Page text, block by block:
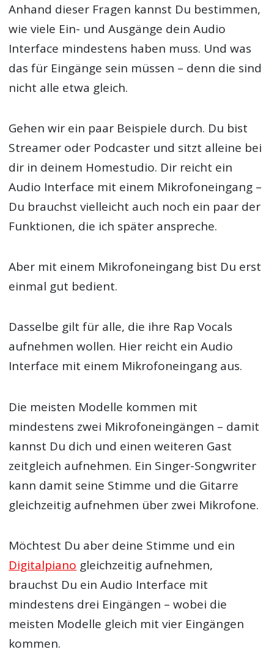
Anhand dieser Fragen kannst Du bestimmen,
wie viele Ein- und Ausgänge dein Audio
Interface mindestens haben muss. Und was
das für Eingänge sein müssen – denn die sind
nicht alle etwa gleich.
Gehen wir ein paar Beispiele durch. Du bist
Streamer oder Podcaster und sitzt alleine bei
dir in deinem Homestudio. Dir reicht ein
Audio Interface mit einem Mikrofoneingang –
Du brauchst vielleicht auch noch ein paar der
Funktionen, die ich später anspreche.
Aber mit einem Mikrofoneingang bist Du erst
einmal gut bedient.
Dasselbe gilt für alle, die ihre Rap Vocals
aufnehmen wollen. Hier reicht ein Audio
Interface mit einem Mikrofoneingang aus.
Die meisten Modelle kommen mit
mindestens zwei Mikrofoneingängen – damit
kannst Du dich und einen weiteren Gast
zeitgleich aufnehmen. Ein Singer-Songwriter
kann damit seine Stimme und die Gitarre
gleichzeitig aufnehmen über zwei Mikrofone.
Möchtest Du aber deine Stimme und ein
Digitalpiano gleichzeitig aufnehmen,
brauchst Du ein Audio Interface mit
mindestens drei Eingängen – wobei die
meisten Modelle gleich mit vier Eingängen
kommen.